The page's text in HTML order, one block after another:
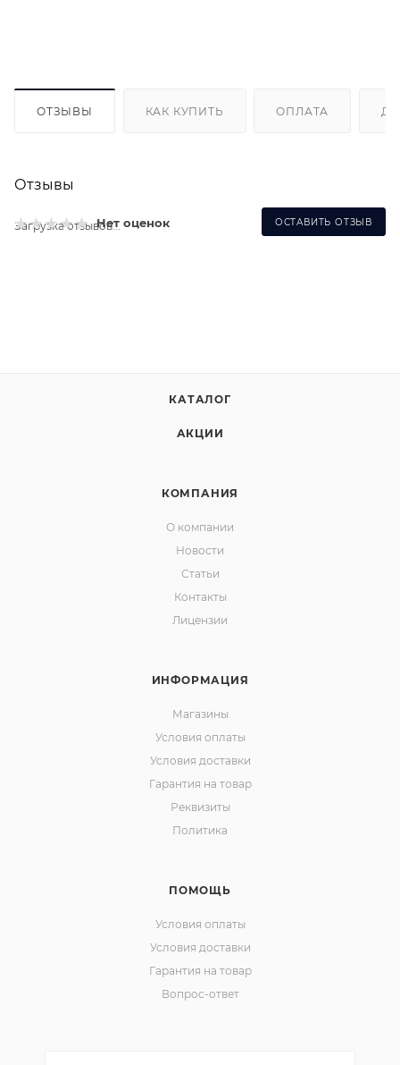
ОТЗЫВЫ КАК КУПИТЬ ОПЛАТА
Отзывы
Нет оценок ОСТАВИТЬ ОТЗЫВ
Загрузка отзывов...
КАТАЛОГ
АКЦИИ
КОМПАНИЯ
О компании
Новости
Статьи
Контакты
Лицензии
ИНФОРМАЦИЯ
Магазины
Условия оплаты
Условия доставки
Гарантия на товар
Реквизиты
Политика
ПОМОЩЬ
Условия оплаты
Условия доставки
Гарантия на товар
Вопрос-ответ